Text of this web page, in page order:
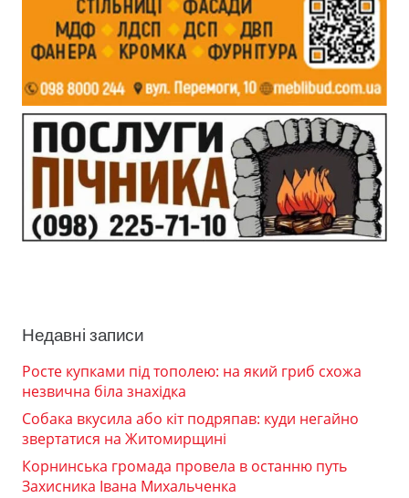
Недавні записи
Росте купками під тополею: на який гриб схожа
незвична біла знахідка
Собака вкусила або кіт подряпав: куди негайно
звертатися на Житомирщині
Корнинська громада провела в останню путь
Захисника Івана Михальченка